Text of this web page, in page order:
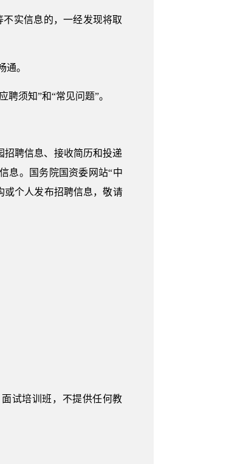
实信息的，一经发现将取
。
须知”和“常见问题”。
招聘信息、接收简历和投递
息。国务院国资委网站“中
或个人发布招聘信息，敬请
试培训班，不提供任何教